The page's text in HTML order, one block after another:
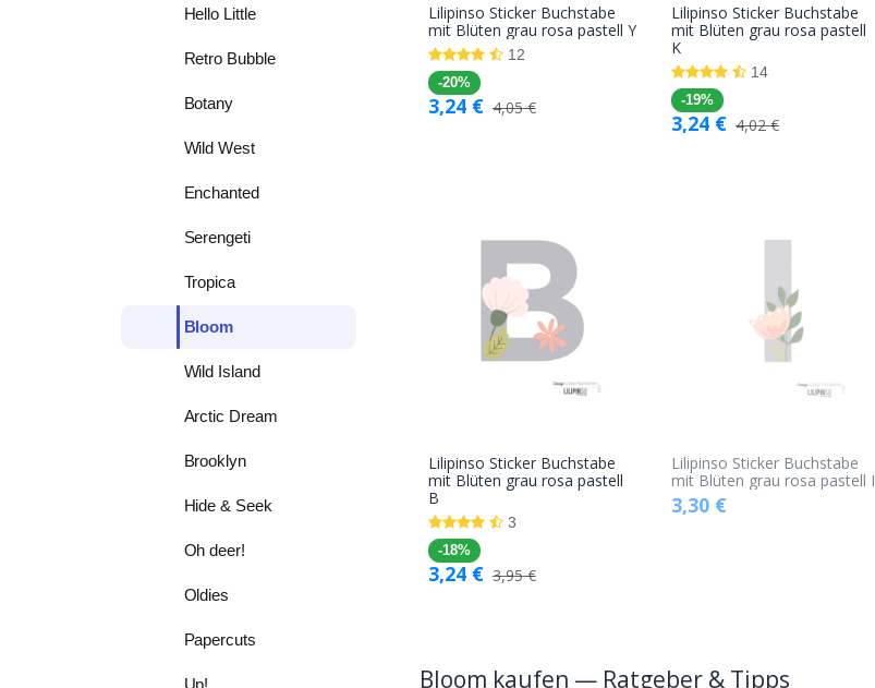
Hello Little
Retro Bubble
Botany
Wild West
Enchanted
Serengeti
Tropica
Bloom
Wild Island
Arctic Dream
Brooklyn
Hide & Seek
Oh deer!
Oldies
Papercuts
Up!
In den
Warenkorb
Lilipinso Sticker Buchstabe
mit Blüten grau rosa pastell Y
12
-20%
3,24€ 4,05€
In den
Lilipinso Sticker Buchstabe
mit Blüten grau rosa pastell
K
14
-19%
3,24€ 4,02€
In den
Lilipinso Sticker Buchstabe
mit Blüten grau rosa pastell
B
3
-18%
3,24€ 3,95€
Lilipinso Sticker Buchstabe
mit Blüten grau rosa pastell I
3,30€
Bloom kaufen — Ratgeber & Tipps